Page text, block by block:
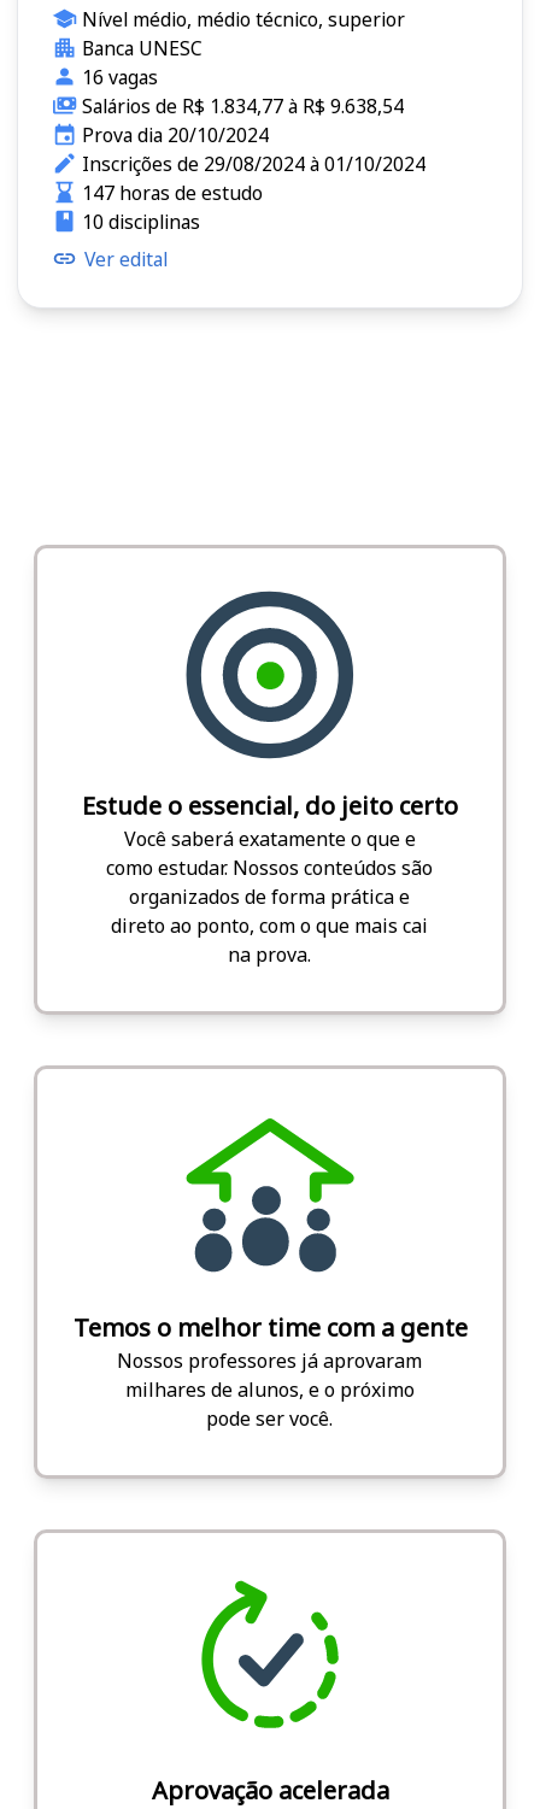
Nível médio, médio técnico, superior
Banca UNESC
16 vagas
Salários de R$ 1.834,77 à R$ 9.638,54
Prova dia 20/10/2024
Inscrições de 29/08/2024 à 01/10/2024
147 horas de estudo
10 disciplinas
Ver edital
Estude o essencial, do jeito certo
Você saberá exatamente o que e
como estudar. Nossos conteúdos são
organizados de forma prática e
direto ao ponto, com o que mais cai
na prova.
Temos o melhor time com a gente
Nossos professores já aprovaram
milhares de alunos, e o próximo
pode ser você.
Aprovação acelerada